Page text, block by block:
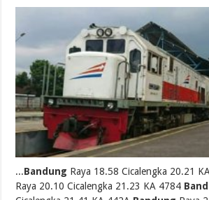
...Bandung Raya 18.58 Cicalengka 20.21
Raya 20.10 Cicalengka 21.23 KA 4784